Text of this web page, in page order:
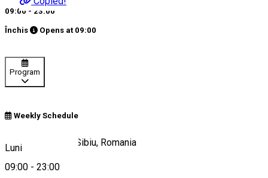
09:00 - 23:00
Închis Opens at 09:00
Program
Weekly Schedule
Luni
09:00 - 23:00
Str. Crișanei 14A Sibiu, Romania